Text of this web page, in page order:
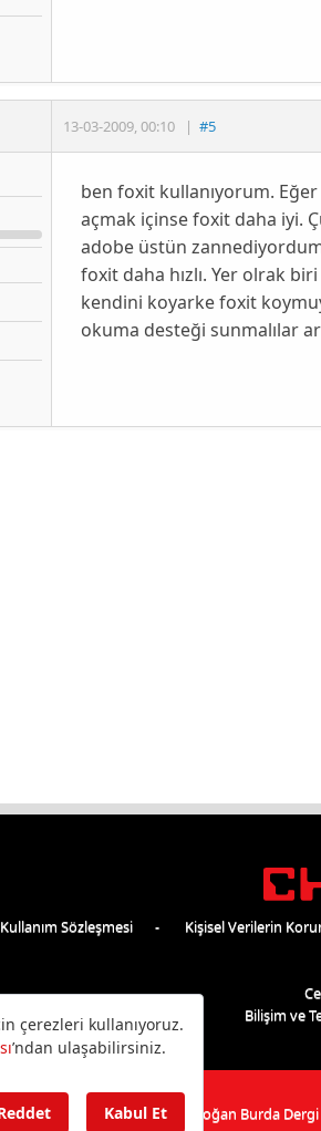
13-03-2009,00:10 | #5
ben foxit kullanıyorum.
açmak içinse foxit daha iyi.
adobe üstün
foxit daha hızlı. Yer olrak
kendini koyarke foxit
okuma desteği sunmalılar
Kullanım Sözleşmesi Kişisel Verilerin
Bilişim ve
©2026 Doğan Burda Dergi